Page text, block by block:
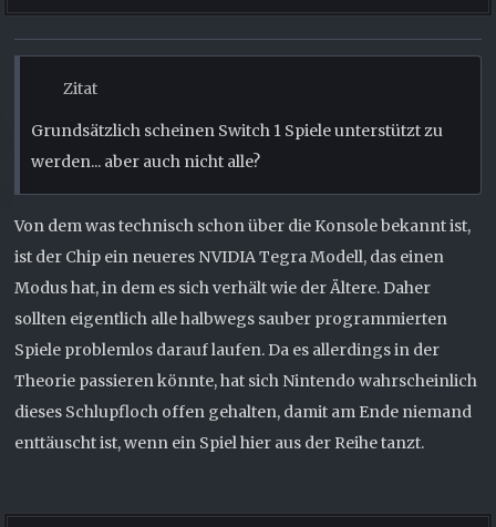
Zitat
Grundsätzlich scheinen Switch 1 Spiele unterstützt zu
werden... aber auch nicht alle?
Von dem was technisch schon über die Konsole bekannt ist,
ist der Chip ein neueres NVIDIA Tegra Modell, das einen
Modus hat, in dem es sich verhält wie der Ältere. Daher
sollten eigentlich alle halbwegs sauber programmierten
Spiele problemlos darauf laufen. Da es allerdings in der
Theorie passieren könnte, hat sich Nintendo wahrscheinlich
dieses Schlupfloch offen gehalten, damit am Ende niemand
enttäuscht ist, wenn ein Spiel hier aus der Reihe tanzt.